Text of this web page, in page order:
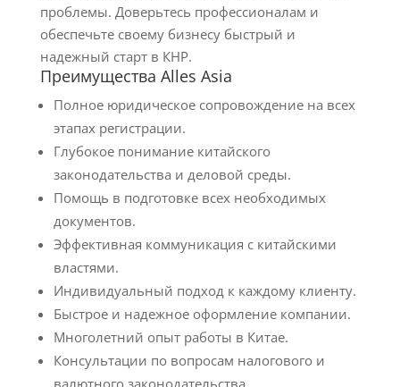
проблемы. Доверьтесь профессионалам и
обеспечьте своему бизнесу быстрый и
надежный старт в КНР.
Преимущества Alles Asia
Полное юридическое сопровождение на всех
этапах регистрации.
Глубокое понимание китайского
законодательства и деловой среды.
Помощь в подготовке всех необходимых
документов.
Эффективная коммуникация с китайскими
властями.
Индивидуальный подход к каждому клиенту.
Быстрое и надежное оформление компании.
Многолетний опыт работы в Китае.
Консультации по вопросам налогового и
валютного законодательства.